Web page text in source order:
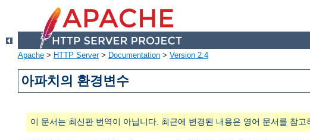
Apache > HTTP Server> Documentation > Version 2.4
아파치의 환경변수
이 문서는 최신판 번역이 아닙니다. 최근에 변경된 내용은 영어 문서를 참고